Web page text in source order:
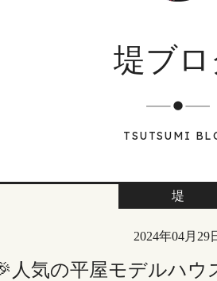
堤ブ
TSUTSUMI
堤
2024年04月29
人気の平屋モデルハウ